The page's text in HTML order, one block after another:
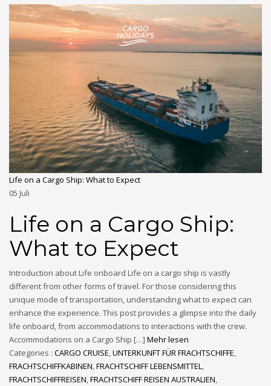
Life on a Cargo Ship: What to Expect
05 Juli
Life on a Cargo Ship:
What to Expect
Introduction about Life onboard Life on a cargo ship is vastly
different from other forms of travel. For those considering this
unique mode of transportation, understanding what to expect can
enhance the experience. This post provides a glimpse into the daily
life onboard, from accommodations to interactions with the crew.
Accommodations on a Cargo Ship […] Mehr lesen
Categories : CARGO CRUISE,UNTERKUNFT FÜR FRACHTSCHIFFE,
FRACHTSCHIFFKABINEN,FRACHTSCHIFF LEBENSMITTEL,
FRACHTSCHIFFREISEN,FRACHTSCHIFF REISEN AUSTRALIEN,